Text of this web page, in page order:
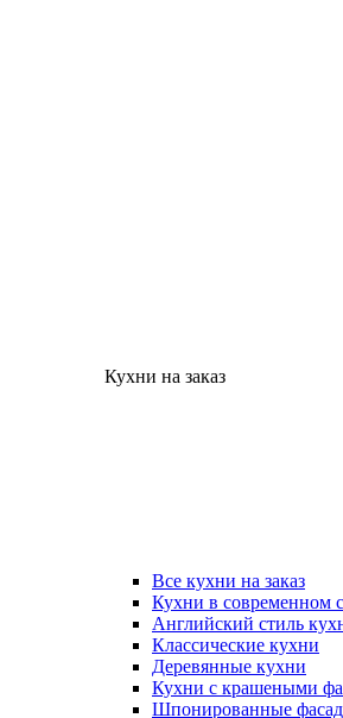
Кухни на заказ
Все кухни на заказ
Кухни в современном
Английский стиль
Классические кухни
Деревянные кухни
Кухни с крашеными
Шпонированные